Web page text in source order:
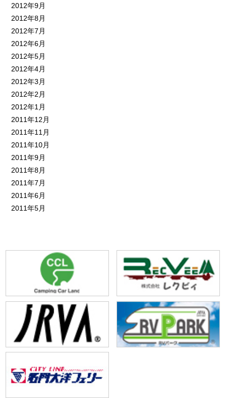
2012年9月
2012年8月
2012年7月
2012年6月
2012年5月
2012年4月
2012年3月
2012年2月
2012年1月
2011年12月
2011年11月
2011年10月
2011年9月
2011年8月
2011年7月
2011年6月
2011年5月